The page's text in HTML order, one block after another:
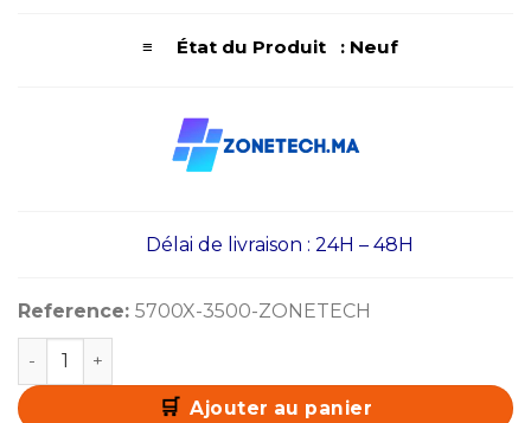
≡ État du Produit : Neuf
Délai de livraison : 24H – 48H
Reference: 5700X-3500-ZONETECH
quantité de PC Gamer Zonetech Ryzen 7 5700X /
Ajouter au panier